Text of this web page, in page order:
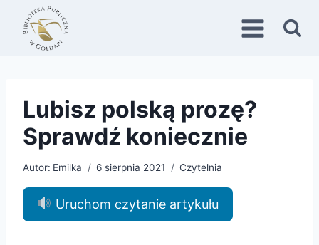
Przejdź
treści
Lubisz polską prozę?
Sprawdź koniecznie
Autor: Emilka 6 sierpnia 2021 Czytelnia
Uruchom czytanie artykułu